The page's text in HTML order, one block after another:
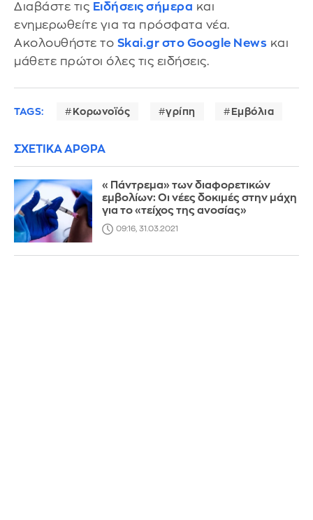
Διαβάστε τις Ειδήσεις σήμερα και
ενημερωθείτε για τα πρόσφατα νέα.
Ακολουθήστε το Skai.gr στο Google News και
μάθετε πρώτοι όλες τις ειδήσεις.
TAGS: Κορωνοϊός γρίπη Εμβόλια
ΣΧΕΤΙΚΑ ΑΡΘΡΑ
«Πάντρεμα» των διαφορετικών
εμβολίων: Οι νέες δοκιμές στην μάχη
για το «τείχος της ανοσίας»
09:16, 31.03.2021